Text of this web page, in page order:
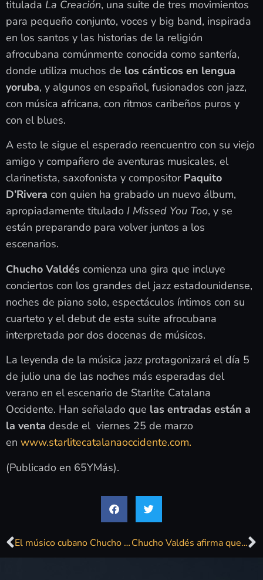
titulada La Creación, una suite de tres movimientos
para pequeño conjunto, voces y big band, inspirada
en los santos y las historias de la religión
afrocubana comúnmente conocida como santería,
donde utiliza muchos de los cánticos en lengua
yoruba, y algunos en español, fusionados con jazz,
con música africana, con ritmos caribeños puros y
con el blues.
A esto le sigue el esperado reencuentro con su viejo
amigo y compañero de aventuras musicales, el
clarinetista, saxofonista y compositorPaquito
D’Rivera con quien ha grabado un nuevo álbum,
apropiadamente titulado I Missed You Too, y se
están preparando para volver juntos a los
escenarios.
Chucho Valdés comienza una gira que incluye
conciertos con los grandes del jazz estadounidense,
noches de piano solo, espectáculos íntimos con su
cuarteto y el debut de esta suite afrocubana
interpretada por dos docenas de músicos.
La leyenda de la música jazz protagonizará el día 5
de julio una de las noches más esperadas del
verano en el escenario de Starlite Catalana
Occidente. Han señalado que las entradas están a
la venta desde el viernes 25 de marzo
en www.starlitecatalanaoccidente.com.
(Publicado en 65YMás).
El músico cubano Chucho Valdés sobre la cancelación a artistas rusos: «Se pueden cometer actos injustos» Chucho Valdés afirma que para Cuba sueña lo mejor: «La libertad»